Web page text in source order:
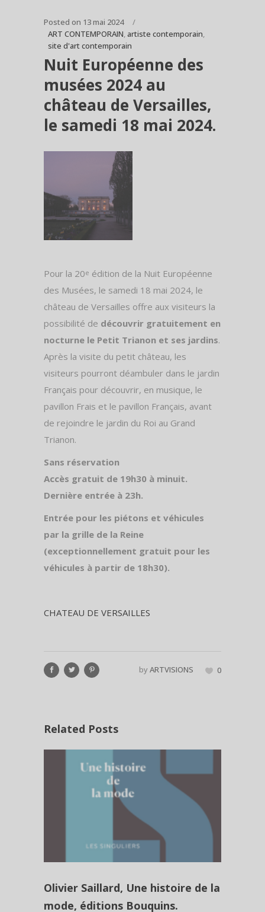
Posted on 13 mai 2024
ART CONTEMPORAIN, artiste contemporain,
site d'art contemporain
Nuit Européenne des
musées 2024 au
château de Versailles,
le samedi 18 mai 2024.
Pour la 20e édition de la Nuit Européenne
des Musées, le samedi 18 mai 2024, le
château de Versailles offre aux visiteurs la
possibilité de découvrir gratuitement en
nocturne le Petit Trianon et ses jardins.
Après la visite du petit château, les
visiteurs pourront déambuler dans le jardin
Français pour découvrir, en musique, le
pavillon Frais et le pavillon Français, avant
de rejoindre le jardin du Roi au Grand
Trianon.
Sans réservation
Accès gratuit de 19h30 à minuit.
Dernière entrée à 23h.
Entrée pour les piétons et véhicules
par la grille de la Reine
(exceptionnellement gratuit pour les
véhicules à partir de 18h30).
CHATEAU DE VERSAILLES
byARTVISIONS 0
Related Posts
Olivier Saillard, Une histoire de la
mode, éditions Bouquins.